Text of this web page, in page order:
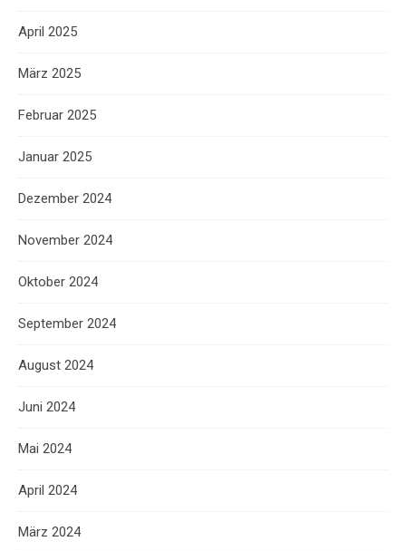
April 2025
März 2025
Februar 2025
Januar 2025
Dezember 2024
November 2024
Oktober 2024
September 2024
August 2024
Juni 2024
Mai 2024
April 2024
März 2024